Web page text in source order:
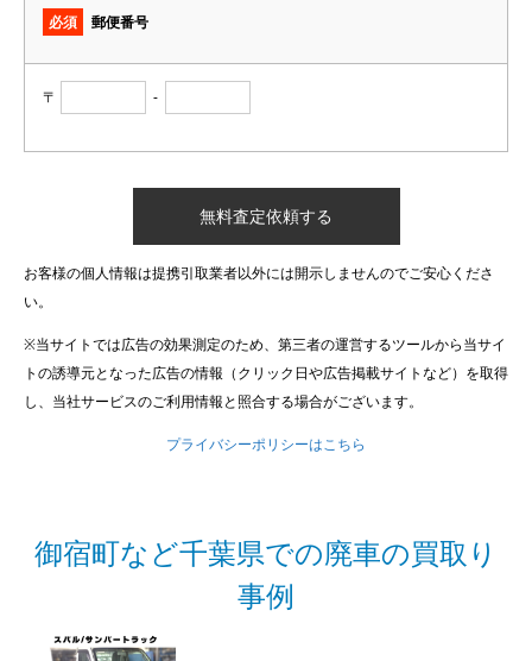
必須 郵便番号
〒 -
お客様の個人情報は提携引取業者以外には開示しませんのでご安心くださ
い。
※当サイトでは広告の効果測定のため、第三者の運営するツールから当サイ
トの誘導元となった広告の情報（クリック日や広告掲載サイトなど）を取得
し、当社サービスのご利用情報と照合する場合がございます。
プライバシーポリシーはこちら
御宿町など千葉県での廃車の買取り
事例